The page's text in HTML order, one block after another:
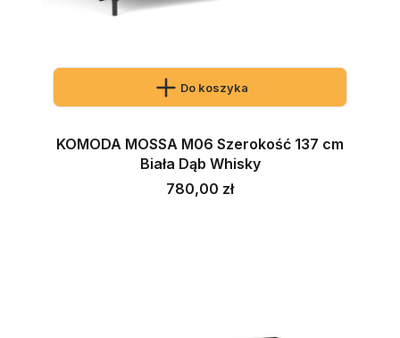
Do koszyka
KOMODA MOSSA M06 Szerokość 137 cm
Biała Dąb Whisky
Cena
780,00 zł